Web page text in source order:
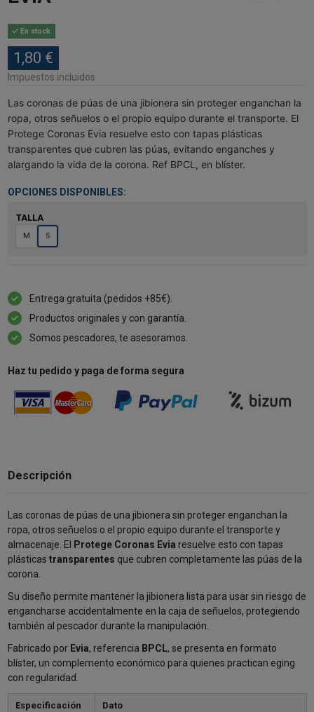
En stock
1,80 €
Impuestos incluidos
Las coronas de púas de una jibionera sin proteger enganchan la
ropa, otros señuelos o el propio equipo durante el transporte. El
Protege Coronas Evia resuelve esto con tapas plásticas
transparentes que cubren las púas, evitando enganches y
alargando la vida de la corona. Ref BPCL, en blíster.
OPCIONES DISPONIBLES:
TALLA
M S
Entrega gratuita (pedidos +85€).
Productos originales y con garantía.
Somos pescadores, te asesoramos.
Haz tu pedido y paga de forma segura
Descripción
Las coronas de púas de una jibionera sin proteger enganchan la
ropa, otros señuelos o el propio equipo durante el transporte y
almacenaje. El
Protege Coronas Evia resuelve esto con tapas
plásticas transparentes que cubren completamente las púas de la
corona.
Su diseño permite mantener la jibionera lista para usar sin riesgo de
engancharse accidentalmente en la caja de señuelos, protegiendo
también al pescador durante la manipulación.
Fabricado por Evia, referencia BPCL, se presenta en formato
blíster, un complemento económico para quienes practican eging
con regularidad.
Especificación Dato